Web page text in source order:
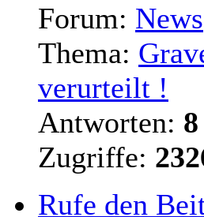
Forum: News
Thema:
verurteilt !
Antworten: 8
Zugriffe:
Rufe den